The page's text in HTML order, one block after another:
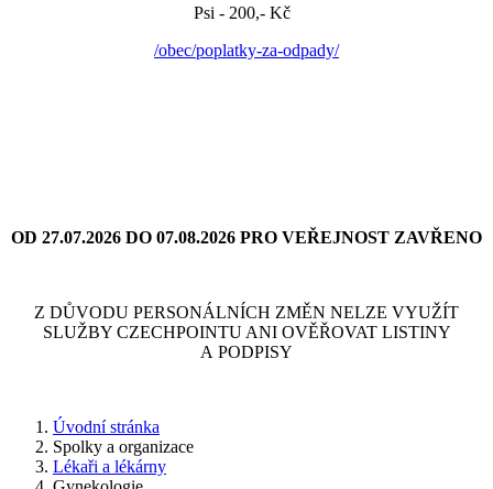
Psi - 200,- Kč
/obec/poplatky-za-odpady/
OD 27.07.2026 DO 07.08.2026 PRO VEŘEJNOST ZAVŘENO
Z DŮVODU PERSONÁLNÍCH ZMĚN NELZE VYUŽÍT
SLUŽBY CZECHPOINTU ANI OVĚŘOVAT LISTINY
A PODPISY
Úvodní stránka
Spolky a organizace
Lékaři a lékárny